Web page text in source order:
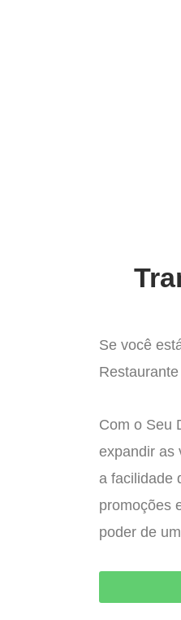
Se você
Com o Seu
expandir as
a facilidade
promoções
poder de